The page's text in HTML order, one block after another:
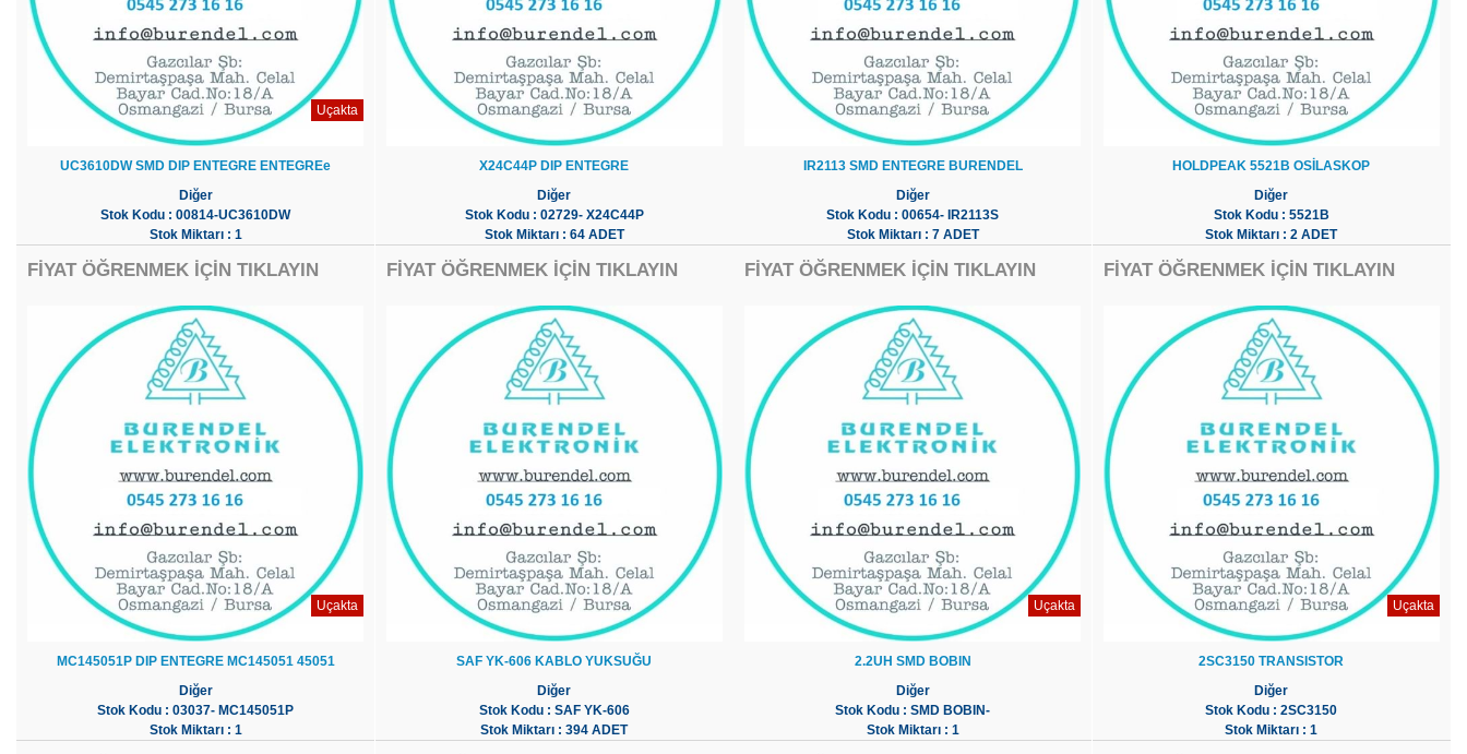
Uçakta
UC3610DW SMD DIP ENTEGRE ENTEGREe
Diğer
Stok Kodu : 00814-UC3610DW
Stok Miktarı : 1
FİYAT ÖĞRENMEK İÇİN TIKLAYIN
X24C44P DIP ENTEGRE
Diğer
Stok Kodu : 02729- X24C44P
Stok Miktarı : 64 ADET
FİYAT ÖĞRENMEK İÇİN TIKLAYIN
IR2113 SMD ENTEGRE BURENDEL
Diğer
Stok Kodu : 00654- IR2113S
Stok Miktarı : 7 ADET
FİYAT ÖĞRENMEK İÇİN TIKLAYIN
HOLDPEAK 5521B OSİLASKOP
Diğer
Stok Kodu : 5521B
Stok Miktarı : 2 ADET
FİYAT ÖĞRENMEK İÇİN TIKLAYIN
Uçakta
MC145051P DIP ENTEGRE MC145051 45051
Diğer
Stok Kodu : 03037- MC145051P
Stok Miktarı : 1
SAF YK-606 KABLO YUKSUĞU
Diğer
Stok Kodu : SAF YK-606
Stok Miktarı : 394 ADET
Uçakta
2.2UH SMD BOBIN
Diğer
Stok Kodu : SMD BOBIN-
Stok Miktarı : 1
Uçakta
2SC3150 TRANSISTOR
Diğer
Stok Kodu : 2SC3150
Stok Miktarı : 1